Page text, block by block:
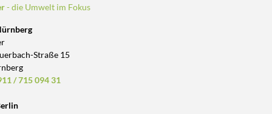
- die Umwelt im Fokus
Straße 15
/ 715 094 31